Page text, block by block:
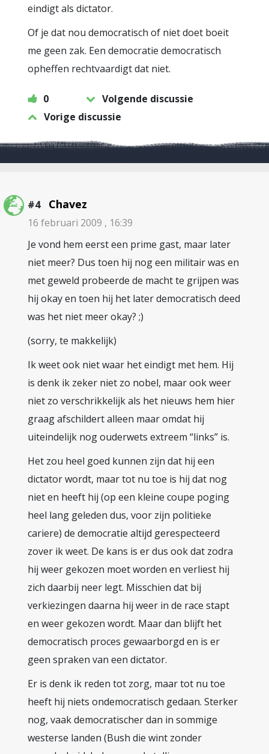
eindigt als dictator.
Of je dat nou democratisch of niet doet boeit
me geen zak. Een democratie democratisch
opheffen rechtvaardigt dat niet.
0
Volgende discussie
Vorige discussie
#4 Chavez
16 februari 2009 , 16:39
Je vond hem eerst een prime gast, maar later
niet meer? Dus toen hij nog een militair was en
met geweld probeerde de macht te grijpen was
hij okay en toen hij het later democratisch deed
was het niet meer okay? ;)
(sorry, te makkelijk)
Ik weet ook niet waar het eindigt met hem. Hij
is denk ik zeker niet zo nobel, maar ook weer
niet zo verschrikkelijk als het nieuws hem hier
graag afschildert alleen maar omdat hij
uiteindelijk nog ouderwets extreem “links” is.
Het zou heel goed kunnen zijn dat hij een
dictator wordt, maar tot nu toe is hij dat nog
niet en heeft hij (op een kleine coupe poging
heel lang geleden dus, voor zijn politieke
cariere) de democratie altijd gerespecteerd
zover ik weet. De kans is er dus ook dat zodra
hij weer gekozen moet worden en verliest hij
zich daarbij neer legt. Misschien dat bij
verkiezingen daarna hij weer in de race stapt
en weer gekozen wordt. Maar dan blijft het
democratisch proces gewaarborgd en is er
geen spraken van een dictator.
Er is denk ik reden tot zorg, maar tot nu toe
heeft hij niets ondemocratisch gedaan. Sterker
nog, vaak democratischer dan in sommige
westerse landen (Bush die wint zonder